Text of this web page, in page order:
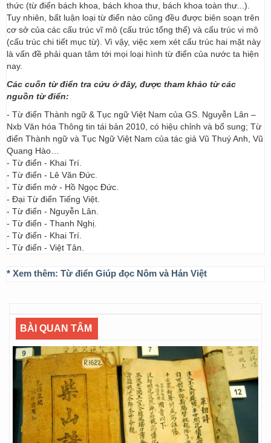
thức (từ điển bách khoa, bách khoa thư, bách khoa toàn thư...).
Tuy nhiên, bất luận loại từ điển nào cũng đều được biên soạn trên
cơ sở của các cấu trúc vĩ mô (cấu trúc tổng thể) và cấu trúc vi mô
(cấu trúc chi tiết mục từ). Vì vậy, việc xem xét cấu trúc hai mặt này
là vấn đề phải quan tâm tới mọi loại hình từ điển của nước ta hiện
nay.
Các cuốn từ điển tra cứu ở đây, được tham khảo từ các
nguồn từ điển:
- Từ điển Thành ngữ & Tục ngữ Việt Nam của GS. Nguyễn Lân –
Nxb Văn hóa Thông tin tái bản 2010, có hiệu chỉnh và bổ sung; Từ
điển Thành ngữ và Tục Ngữ Việt Nam của tác giả Vũ Thuý Anh, Vũ
Quang Hào…
- Từ điển - Khai Trí.
- Từ điển - Lê Văn Đức.
- Từ điển mở - Hồ Ngọc Đức.
- Đại Từ điển Tiếng Việt.
- Từ điển - Nguyễn Lân.
- Từ điển - Thanh Nghị.
- Từ điển - Khai Trí.
- Từ điển - Việt Tân.
* Xem thêm: Từ điển Giúp đọc Nôm và Hán Việt
BÀI QUAN TÂM